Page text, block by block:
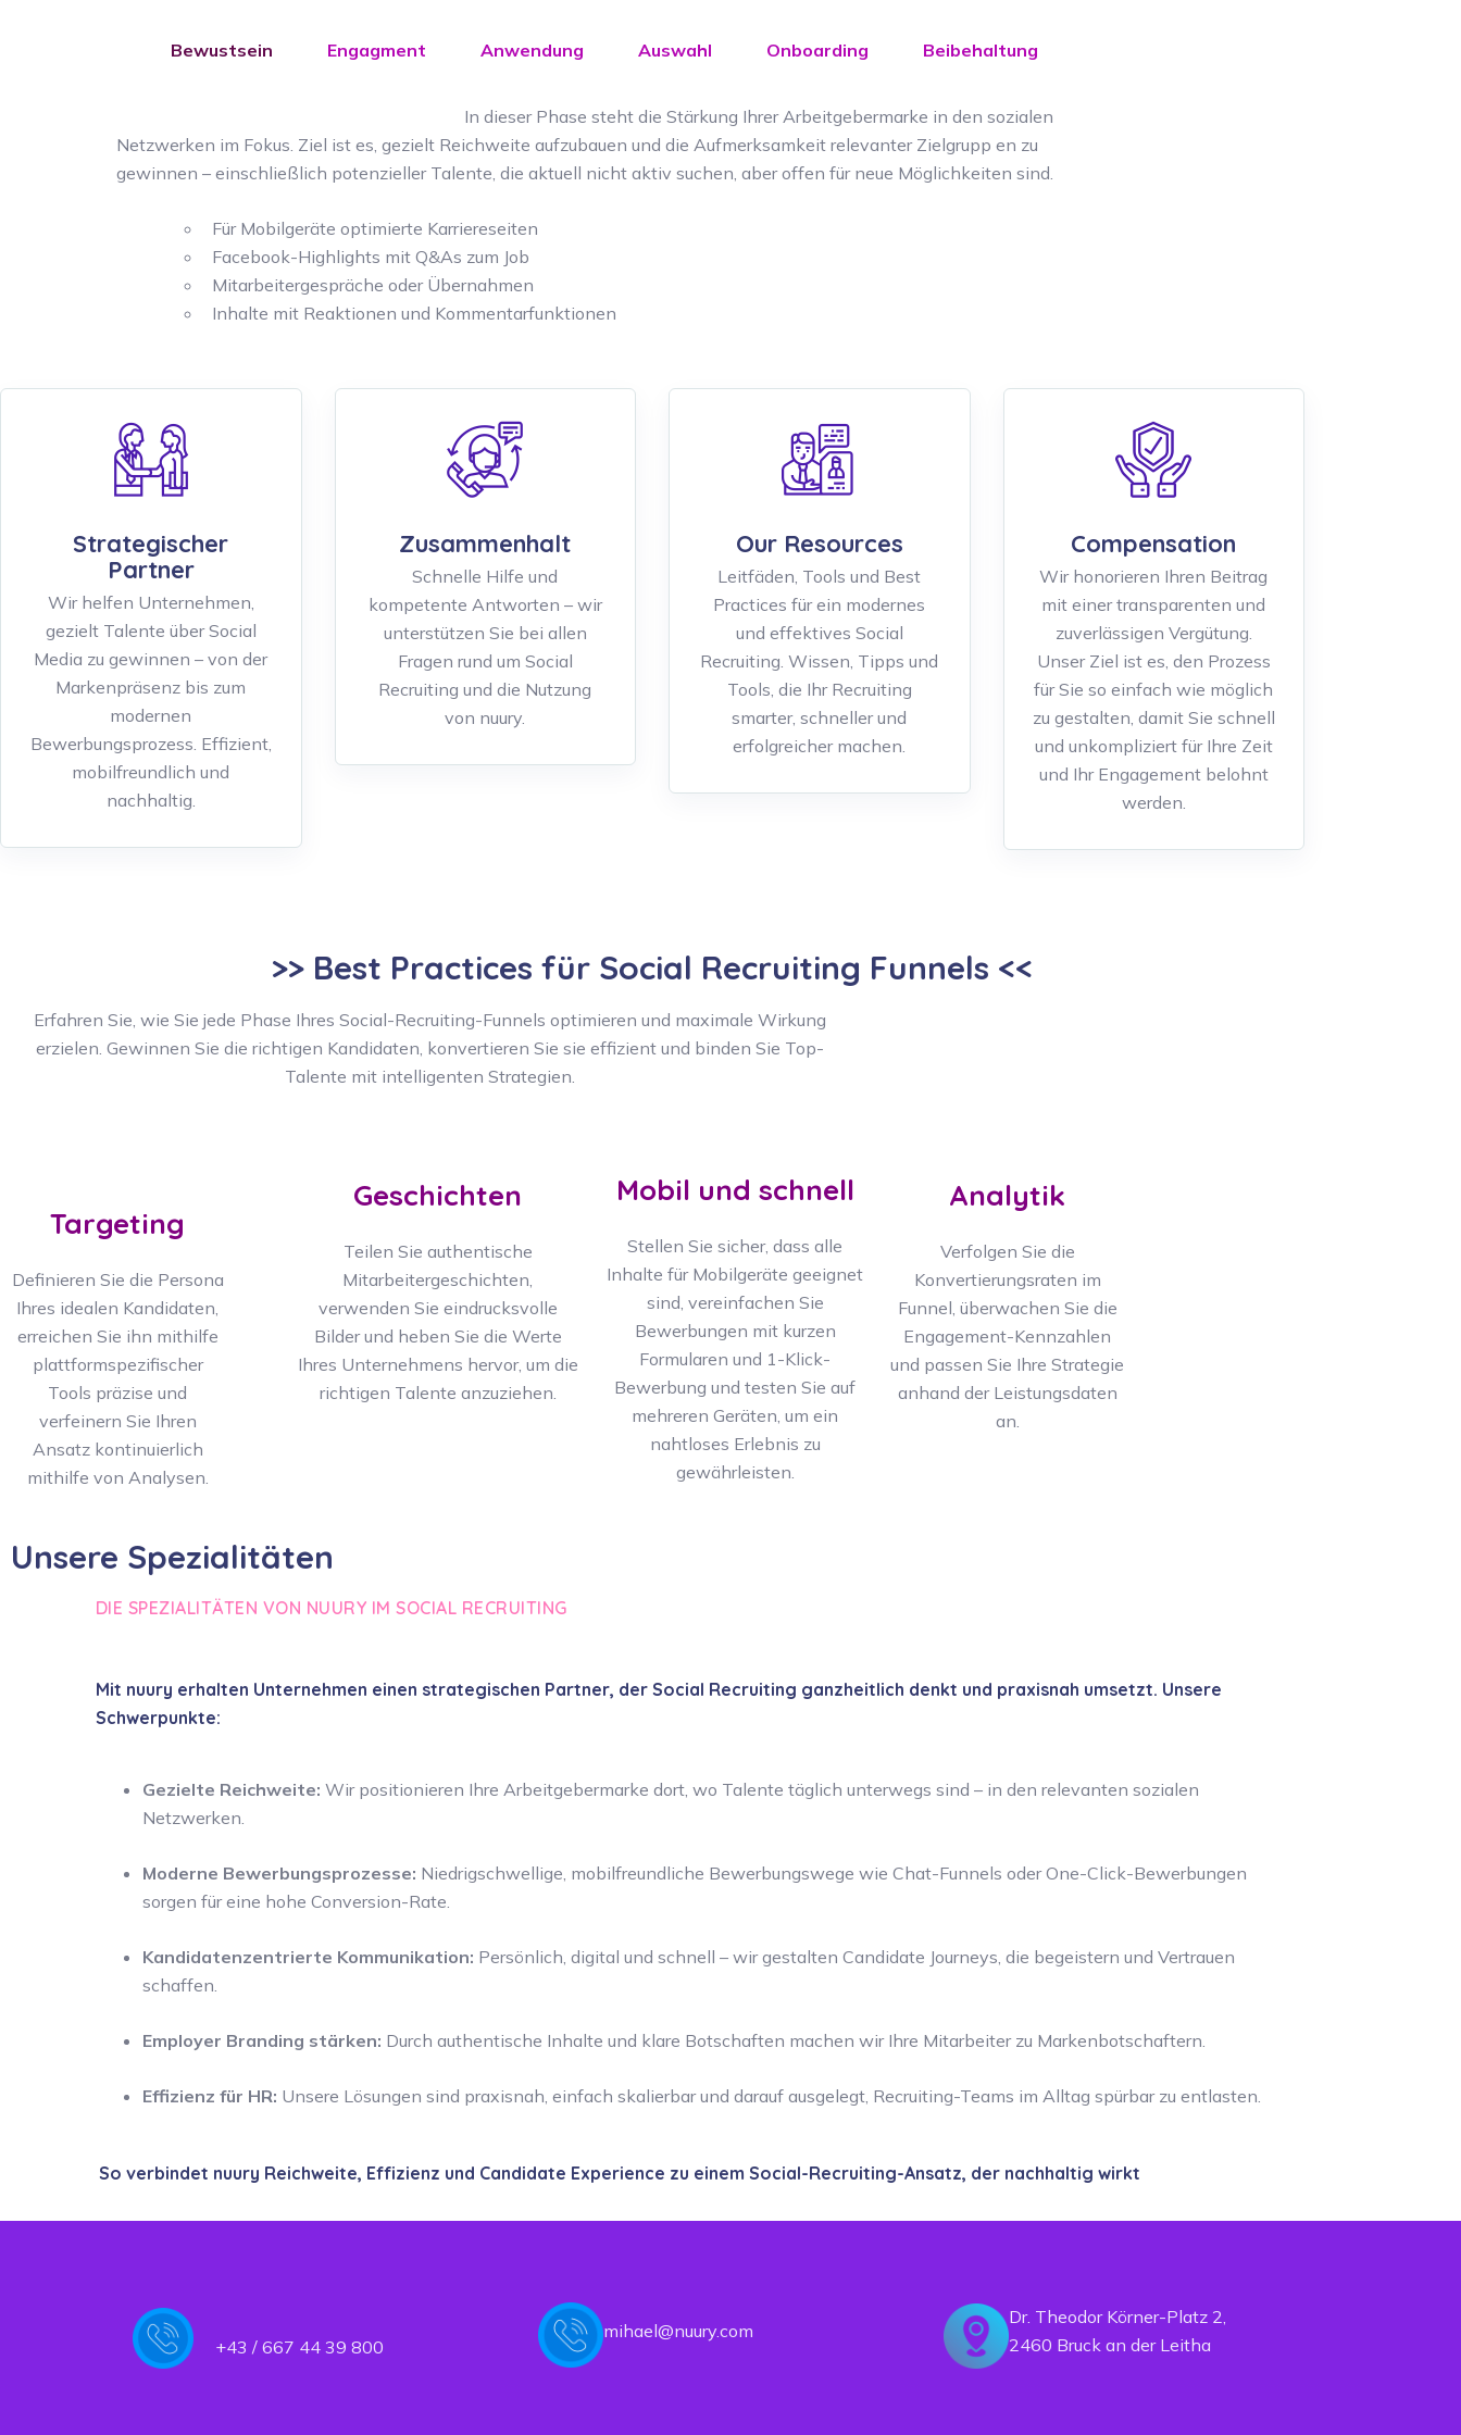
Bewustsein Engagment Anwendung Auswahl Onboarding Beibehaltung
In dieser Phase steht die Stärkung Ihrer Arbeitgebermarke in den sozialen
Netzwerken im Fokus. Ziel ist es, gezielt Reichweite aufzubauen und die Aufmerksamkeit relevanter Zielgrupp en zu
gewinnen – einschließlich potenzieller Talente, die aktuell nicht aktiv suchen, aber offen für neue Möglichkeiten sind.
Für Mobilgeräte optimierte Karriereseiten
Facebook-Highlights mit Q&As zum Job
Mitarbeitergespräche oder Übernahmen
Inhalte mit Reaktionen und Kommentarfunktionen
Strategischer
Partner
Wir helfen Unternehmen,
gezielt Talente über Social
Media zu gewinnen – von der
Markenpräsenz bis zum
modernen
Bewerbungsprozess. Effizient,
mobilfreundlich und
nachhaltig.
Zusammenhalt
Schnelle Hilfe und
kompetente Antworten – wir
unterstützen Sie bei allen
Fragen rund um Social
Recruiting und die Nutzung
von nuury.
Our Resources
Leitfäden, Tools und Best
Practices für ein modernes
und effektives Social
Recruiting. Wissen, Tipps und
Tools, die Ihr Recruiting
smarter, schneller und
erfolgreicher machen.
Compensation
Wir honorieren Ihren Beitrag
mit einer transparenten und
zuverlässigen Vergütung.
Unser Ziel ist es, den Prozess
für Sie so einfach wie möglich
zu gestalten, damit Sie schnell
und unkompliziert für Ihre Zeit
und Ihr Engagement belohnt
werden.
>> Best Practices für Social Recruiting Funnels <<
Erfahren Sie, wie Sie jede Phase Ihres Social-Recruiting-Funnels optimieren und maximale Wirkung
erzielen. Gewinnen Sie die richtigen Kandidaten, konvertieren Sie sie effizient und binden Sie Top-
Talente mit intelligenten Strategien.
Targeting
Definieren Sie die Persona
Ihres idealen Kandidaten,
erreichen Sie ihn mithilfe
plattformspezifischer
Tools präzise und
verfeinern Sie Ihren
Ansatz kontinuierlich
mithilfe von Analysen.
Geschichten
Teilen Sie authentische
Mitarbeitergeschichten,
verwenden Sie eindrucksvolle
Bilder und heben Sie die Werte
Ihres Unternehmens hervor, um die
richtigen Talente anzuziehen.
Mobil und schnell
Stellen Sie sicher, dass alle
Inhalte für Mobilgeräte geeignet
sind, vereinfachen Sie
Bewerbungen mit kurzen
Formularen und 1-Klick-
Bewerbung und testen Sie auf
mehreren Geräten, um ein
nahtloses Erlebnis zu
gewährleisten.
Analytik
Verfolgen Sie die
Konvertierungsraten im
Funnel, überwachen Sie die
Engagement-Kennzahlen
und passen Sie Ihre Strategie
anhand der Leistungsdaten
an.
Unsere Spezialitäten​
DIE SPEZIALITÄTEN VON NUURY IM SOCIAL RECRUITING
Mit nuury erhalten Unternehmen einen strategischen Partner, der Social Recruiting ganzheitlich denkt und praxisnah umsetzt. Unsere
Schwerpunkte:
Gezielte Reichweite: Wir positionieren Ihre Arbeitgebermarke dort, wo Talente täglich unterwegs sind – in den relevanten sozialen
Netzwerken.
Moderne Bewerbungsprozesse: Niedrigschwellige, mobilfreundliche Bewerbungswege wie Chat-Funnels oder One-Click-Bewerbungen
sorgen für eine hohe Conversion-Rate.
Kandidatenzentrierte Kommunikation: Persönlich, digital und schnell – wir gestalten Candidate Journeys, die begeistern und Vertrauen
schaffen.
Employer Branding stärken: Durch authentische Inhalte und klare Botschaften machen wir Ihre Mitarbeiter zu Markenbotschaftern.
Effizienz für HR: Unsere Lösungen sind praxisnah, einfach skalierbar und darauf ausgelegt, Recruiting-Teams im Alltag spürbar zu entlasten.
So verbindet nuury Reichweite, Effizienz und Candidate Experience zu einem Social-Recruiting-Ansatz, der nachhaltig wirkt
+43 / 667 44 39 800
mihael@nuury.com
Dr. Theodor Körner-Platz 2,
2460 Bruck an der Leitha